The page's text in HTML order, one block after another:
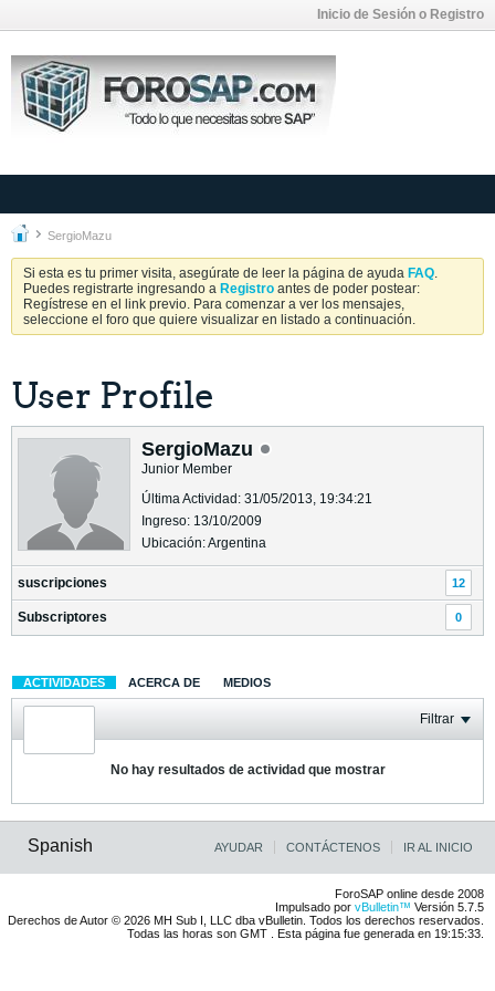
Inicio de Sesión o Registro
SergioMazu
Si esta es tu primer visita, asegúrate de leer la página de ayuda FAQ.
Puedes registrarte ingresando a Registro antes de poder postear:
Regístrese en el link previo. Para comenzar a ver los mensajes,
seleccione el foro que quiere visualizar en listado a continuación.
User Profile
SergioMazu
Junior Member
Última Actividad: 31/05/2013, 19:34:21
Ingreso: 13/10/2009
Ubicación: Argentina
suscripciones 12
Subscriptores 0
ACTIVIDADES ACERCA DE MEDIOS
Filtrar
No hay resultados de actividad que mostrar
Spanish AYUDAR CONTÁCTENOS IR AL INICIO
ForoSAP online desde 2008
Impulsado por vBulletin™ Versión 5.7.5
Derechos de Autor © 2026 MH Sub I, LLC dba vBulletin. Todos los derechos reservados.
Todas las horas son GMT . Esta página fue generada en 19:15:33.